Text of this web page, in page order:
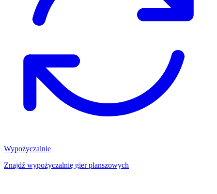
Wypożyczalnie
Znajdź wypożyczalnię gier planszowych